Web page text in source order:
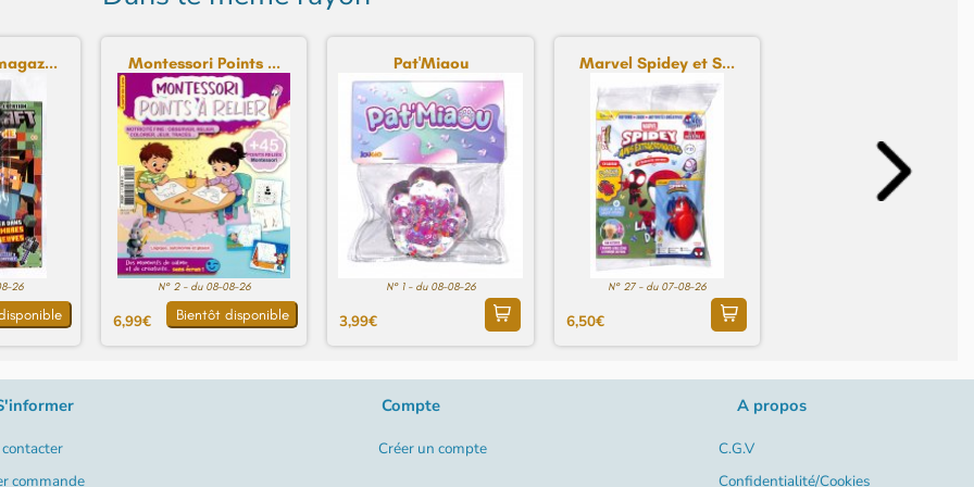
26
Montessori Points ...
N° 2 - du 08-08-26
6,99€ Bientôt disponible
Pat'Miaou
N° 1 - du 08-08-26
3,99€
Marvel Spidey et S...
N° 27 - du 07-08-26
6,50€
commande
Compte
Créer un compte
A propos
C.G.V
Confidentialité/Cookies